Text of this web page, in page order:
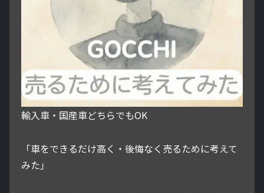
輸入車・国産車どちらでもOK
「車をできるだけ高く・後悔なく売るために考えて
みた」